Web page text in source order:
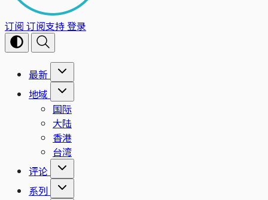
订阅 订阅支持登录
最新
地域
国际
大陆
香港
台湾
评论
系列